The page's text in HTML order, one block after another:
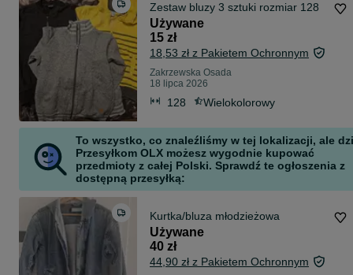
Zestaw bluzy 3 sztuki rozmiar 128
Używane
15 zł
18,53 zł z Pakietem Ochronnym
Zakrzewska Osada
18 lipca 2026
128 Wielokolorowy
To wszystko, co znaleźliśmy w tej lokalizacji, ale
Przesyłkom OLX możesz wygodnie kupować
przedmioty z całej Polski. Sprawdź te ogłoszenia z
dostępną przesyłką:
Kurtka/bluza młodzieżowa
Używane
40 zł
44,90 zł z Pakietem Ochronnym